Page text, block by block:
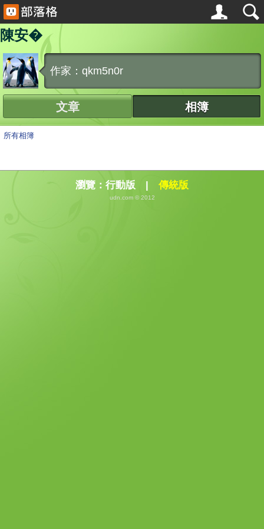
陳安�
作家：qkm5n0r
文章 相簿
所有相簿
瀏覽： 行動版 | 傳統版
udn.com © 2012